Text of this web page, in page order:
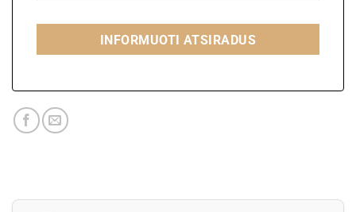
INFORMUOTI ATSIRADUS